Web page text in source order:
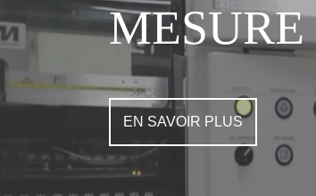
MESURE
EN SAVOIR PLUS